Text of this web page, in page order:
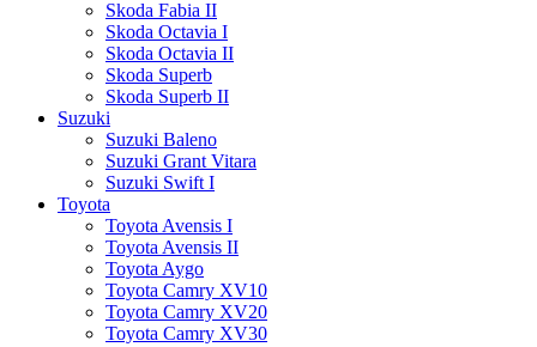
Skoda Fabia II
Skoda Octavia I
Skoda Octavia II
Skoda Superb
Skoda Superb II
Suzuki
Suzuki Baleno
Suzuki Grant Vitara
Suzuki Swift I
Toyota
Toyota Avensis I
Toyota Avensis II
Toyota Aygo
Toyota Camry XV10
Toyota Camry XV20
Toyota Camry XV30